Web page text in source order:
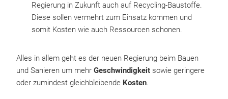
Regierung in Zukunft auch auf Recycling-Baustoffe.
Diese sollen vermehrt zum Einsatz kommen und
somit Kosten wie auch Ressourcen schonen.
Alles in allem geht es der neuen Regierung beim Bauen
und Sanieren um mehr Geschwindigkeit sowie geringere
oder zumindest gleichbleibende Kosten.